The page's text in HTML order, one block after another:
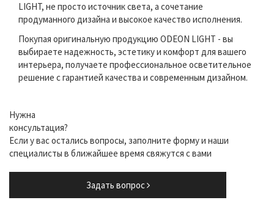
LIGHT, не просто источник света, а сочетание
продуманного дизайна и высокое качество исполнения.
Покупая оригинальную продукцию ODEON LIGHT - вы
выбираете надежность, эстетику и комфорт для вашего
интерьера, получаете профессиональное осветительное
решение с гарантией качества и современным дизайном.
Нужна
консультация?
Если у вас остались вопросы, заполните форму и наши
специалисты в ближайшее время свяжутся с вами
Задать вопрос